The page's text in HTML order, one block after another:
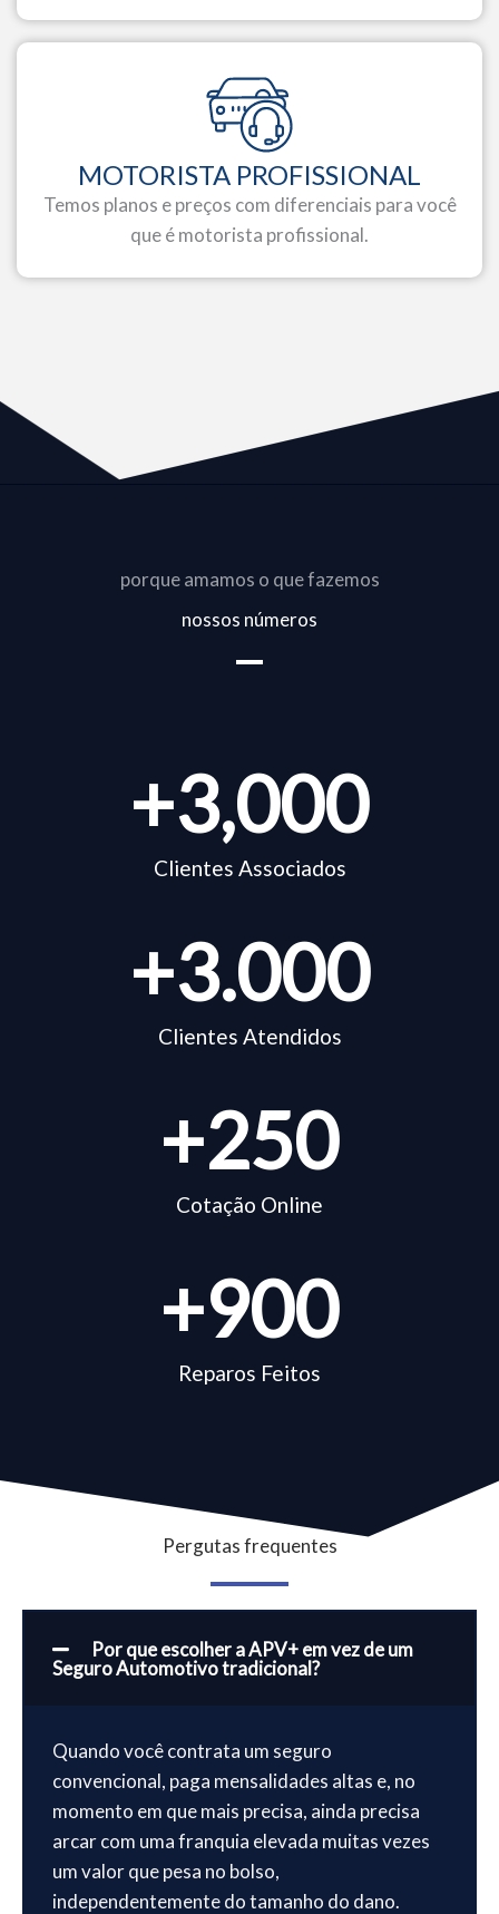
MOTORISTA PROFISSIONAL
Temos planos e preços com diferenciais para você
que é motorista profissional.
porque amamos o que fazemos
nossos números
Clientes Associados
+3,000
Clientes Atendidos
+3.000
Cotação Online
+250
Reparos Feitos
+900
Pergutas frequentes
Por que escolher a APV+ em vez de um
Seguro Automotivo tradicional?
Quando você contrata um seguro
convencional, paga mensalidades altas e, no
momento em que mais precisa, ainda precisa
arcar com uma franquia elevada muitas vezes
um valor que pesa no bolso,
independentemente do tamanho do dano.